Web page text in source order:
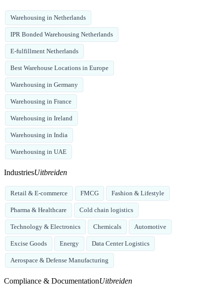
Warehousing in Netherlands
IPR Bonded Warehousing Netherlands
E-fulfillment Netherlands
Best Warehouse Locations in Europe
Warehousing in Germany
Warehousing in France
Warehousing in Ireland
Warehousing in India
Warehousing in UAE
IndustriesUitbreiden
Retail & E-commerce FMCG Fashion & Lifestyle
Pharma & Healthcare Cold chain logistics
Technology & Electronics Chemicals Automotive
Excise Goods Energy Data Center Logistics
Aerospace & Defense Manufacturing
Compliance & DocumentationUitbreiden